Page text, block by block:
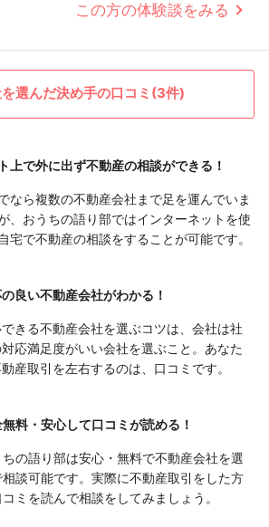
この方の体験談をみる
選んだ決め手の口コミ(3件)
上で外に出ず不動産の相談ができる！
なら複数の不動産会社まで足を運んでいま
、おうちの語り部ではインターネットを使
宅で不動産の相談をすることが可能です。
良い不動産会社がわかる！
きる不動産会社を選ぶコツは、会社は社
対応満足度がいい会社を選ぶこと。あなた
産取引を左右するのは、口コミです。
無料・安心して口コミが読める！
ちの語り部は安心・無料で不動産会社を選
相談可能です。実際に不動産取引をした方
ミを読んで相談をしてみましょう。